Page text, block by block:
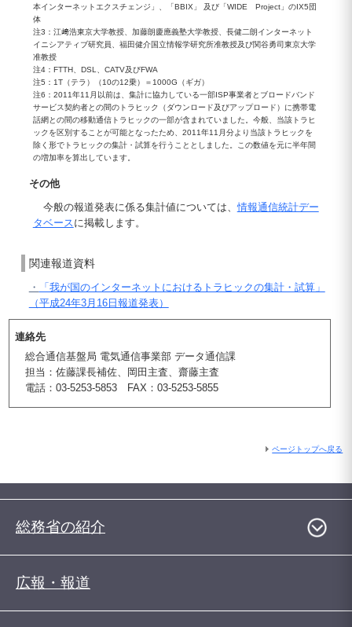
本インターネットエクスチェンジ」、「BBIX」 及び「WIDE Project」のIX5団
体
注3：江﨑浩東京大学教授、加藤朗慶應義塾大学教授、長健二朗インターネット
イニシアティブ研究員、福田健介国立情報学研究所准教授及び関谷勇司東京大学
准教授
注4：FTTH、DSL、CATV及びFWA
注5：1T（テラ）（10の12乗）＝1000G（ギガ）
注6：2011年11月以前は、集計に協力している一部ISP事業者とブロードバンド
サービス契約者との間のトラヒック（ダウンロード及びアップロード）に携帯電
話網との間の移動通信トラヒックの一部が含まれていました。今般、当該トラヒ
ックを区別することが可能となったため、2011年11月分より当該トラヒックを
除く形でトラヒックの集計・試算を行うこととしました。この数値を元に半年間
の増加率を算出しています。
その他
今般の報道発表に係る集計値については、情報通信統計デー
タベースに掲載します。
関連報道資料
・
「我が国のインターネットにおけるトラヒックの集計・試算」
（平成24年3月16日報道発表）
連絡先
総合通信基盤局 電気通信事業部 データ通信課
担当：佐藤課長補佐、岡田主査、齋藤主査
電話：03-5253-5853 FAX：03-5253-5855
ページトップへ戻る
総務省の紹介
広報・報道